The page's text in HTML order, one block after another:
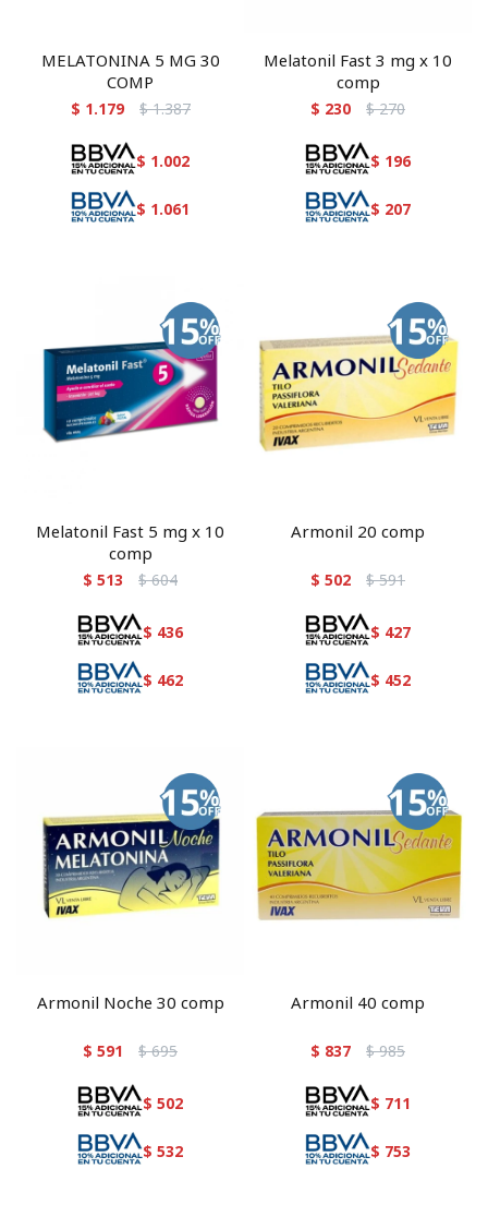
MELATONINA 5 MG 30
COMP
$ 1.179 $ 1.387
$ 1.002
$ 1.061
Melatonil Fast 3 mg x 10
comp
$ 230 $ 270
$ 196
$ 207
Melatonil Fast 5 mg x 10
comp
$ 513 $ 604
$ 436
$ 462
Armonil 20 comp
$ 502 $ 591
$ 427
$ 452
Armonil Noche 30 comp
$ 591 $ 695
$ 502
$ 532
Armonil 40 comp
$ 837 $ 985
$ 711
$ 753